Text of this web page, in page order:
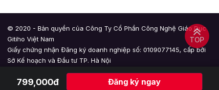
799,000đ Đăng ký ngay
TOP
© 2020 - Bản quyền của Công Ty Cổ Phần Công Nghệ Giáo Dục
Gitiho Việt Nam
Giấy chứng nhận Đăng ký doanh nghiệp số: 0109077145, cấp bởi
Sở Kế hoạch và Đầu tư TP. Hà Nội
Giấy phép mạng xã hội số: 588, cấp bởi Bộ Thông tin và Truyền
thông